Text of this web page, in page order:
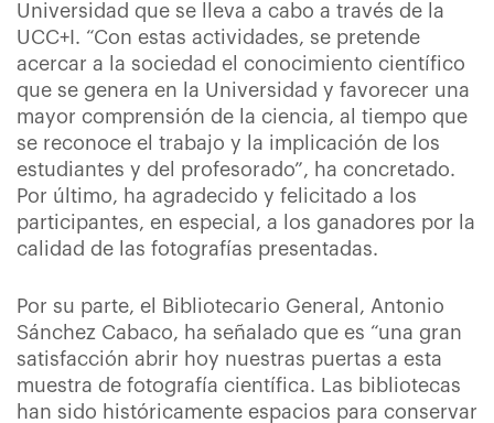
Universidad que se lleva a cabo a través de la
UCC+I. “Con estas actividades, se pretende
acercar a la sociedad el conocimiento científico
que se genera en la Universidad y favorecer una
mayor comprensión de la ciencia, al tiempo que
se reconoce el trabajo y la implicación de los
estudiantes y del profesorado”, ha concretado.
Por último, ha agradecido y felicitado a los
participantes, en especial, a los ganadores por la
calidad de las fotografías presentadas.
Por su parte, el Bibliotecario General, Antonio
Sánchez Cabaco, ha señalado que es “una gran
satisfacción abrir hoy nuestras puertas a esta
muestra de fotografía científica. Las bibliotecas
han sido históricamente espacios para conservar